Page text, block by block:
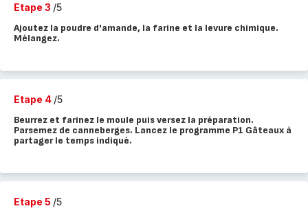
Etape 3 /5
Ajoutez la poudre d'amande, la farine et la levure chimique.
Mélangez.
Etape 4 /5
Beurrez et farinez le moule puis versez la préparation.
Parsemez de canneberges. Lancez le programme P1 Gâteaux à
partager le temps indiqué.
Etape 5 /5